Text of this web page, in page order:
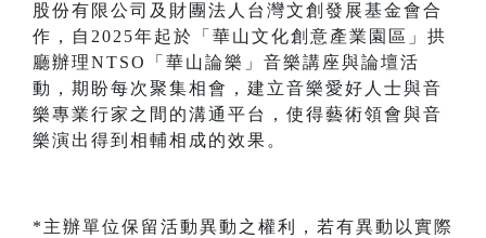
股份有限公司及財團法人台灣文創發展基金會合
作，自2025年起於「華山文化創意產業園區」拱
廳辦理NTSO「華山論樂」音樂講座與論壇活
動，期盼每次聚集相會，建立音樂愛好人士與音
樂專業行家之間的溝通平台，使得藝術領會與音
樂演出得到相輔相成的效果。
*主辦單位保留活動異動之權利，若有異動以實際